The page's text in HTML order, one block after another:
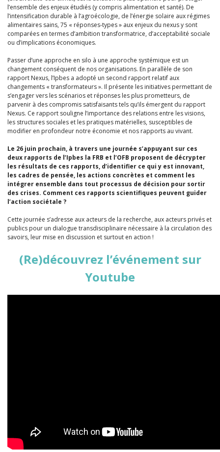
l’ensemble des enjeux étudiés (y compris alimentation et santé). De
l’intensification durable à l’agroécologie, de l’énergie solaire aux régimes
alimentaires sains, 75 « réponses-types » aux enjeux du nexus y sont
comparées en termes d’ambition transformatrice, d’acceptabilité sociale
ou d’implications économiques.
Passer d’une approche en silo à une approche systémique est un
changement conséquent de nos organisations. En parallèle de son
rapport Nexus, l’Ipbes a adopté un second rapport relatif aux
changements « transformateurs ». Il présente les initiatives permettant de
s’engager vers les scénarios et réponses les plus prometteurs, de
parvenir à des compromis satisfaisants tels qu’ils émergent du rapport
Nexus. Ce rapport souligne l’importance des relations entre les visions,
les structures sociales et les pratiques matérielles, susceptibles de
modifier en profondeur notre économie et nos rapports au vivant.
Le 26 juin prochain, à travers une journée s’appuyant sur ces
deux rapports de l’Ipbes la FRB et l’OFB proposent de décrypter
les résultats de ces rapports, d’identifier ce qui y est innovant,
les cadres de pensée, les actions concrètes et comment les
intégrer ensemble dans tout processus de décision pour sortir
des crises. Comment ces rapports scientifiques peuvent guider
l’action sociétale ?
Cette journée s’adresse aux acteurs de la recherche, aux acteurs privés et
publics pour un dialogue transdisciplinaire nécessaire à la circulation des
savoirs, leur mise en discussion et surtout en action !
(Re)découvrez l’événement sur
Youtube